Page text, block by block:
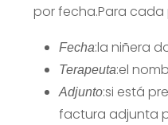
por fecha.Para cada
Fecha:la niñera
Terapeuta:el
Adjunto:si está
factura adjunta